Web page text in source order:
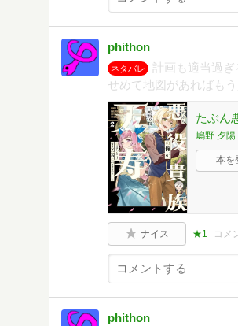
phithon
ネタバレ
計画も適当過
せめて地図があればも
たぶん
嶋野 夕陽
本を
ナイス ★1 コメ
phithon